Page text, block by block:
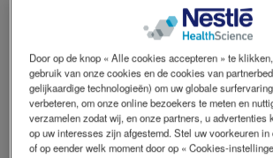
Door op de knop « Alle cookies accepteren » te
gebruik van onze cookies en de cookies van
gelijkaardige technologieën) om uw globale
verbeteren, om onze online bezoekers te meten en
verzamelen zodat wij, en onze partners, u advertenties
op uw interesses zijn afgestemd. Stel uw voorkeuren
of op eender welk moment door op « Cookies-